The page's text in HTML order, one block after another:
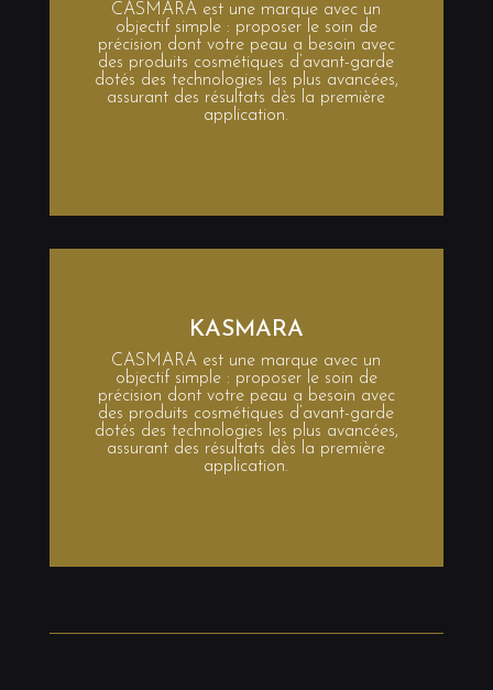
CASMARA est une marque avec un
objectif simple : proposer le soin de
précision dont votre peau a besoin avec
des produits cosmétiques d’avant-garde
dotés des technologies les plus avancées,
assurant des résultats dès la première
application.
KASMARA
CASMARA est une marque avec un
objectif simple : proposer le soin de
précision dont votre peau a besoin avec
des produits cosmétiques d’avant-garde
dotés des technologies les plus avancées,
assurant des résultats dès la première
application.